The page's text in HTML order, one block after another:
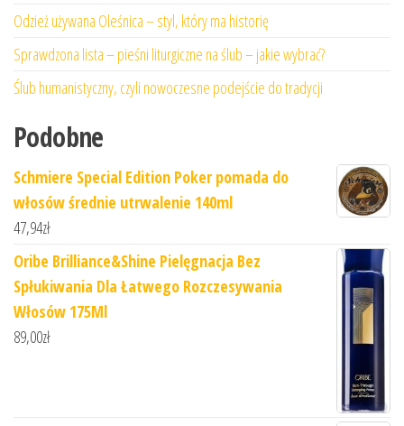
Odzież używana Oleśnica – styl, który ma historię
Sprawdzona lista – pieśni liturgiczne na ślub – jakie wybrać?
Ślub humanistyczny, czyli nowoczesne podejście do tradycji
Podobne
Schmiere Special Edition Poker pomada do
włosów średnie utrwalenie 140ml
47,94zł
Oribe Brilliance&Shine Pielęgnacja Bez
Spłukiwania Dla Łatwego Rozczesywania
Włosów 175Ml
89,00zł